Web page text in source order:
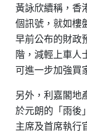
黃詠欣續稱，香
個訊號，就如樓
早前公布的財政
階，減輕上車人
可進一步加強買
另外，利嘉閣地
於元朗的「雨後
主席及首席執行